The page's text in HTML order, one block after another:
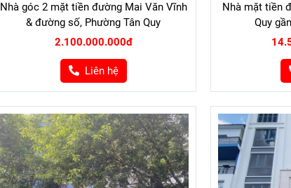
Nhà góc 2 mặt tiền đường Mai Văn Vĩnh
& đường số, Phường Tân Quy
2.100.000.000đ
Liên hệ
Nhà mặt tiền
Quy